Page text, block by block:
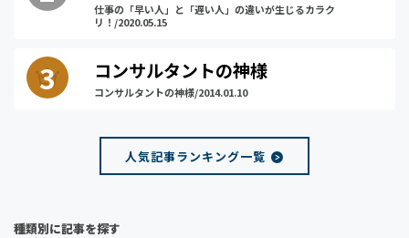
仕事の「早い人」と「遅い人」の違いが生じるカラク
リ！/2020.05.15
コンサルタントの神様
コンサルタントの神様/2014.01.10
人気記事ランキング一覧
種類別に記事を探す